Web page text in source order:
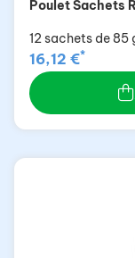
Poulet Sachets
12 sachets de 85
16,12 €*